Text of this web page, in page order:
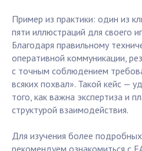
Пример из практики: один из
пяти иллюстраций для своего
Благодаря правильному
оперативной коммуникации,
с точным соблюдением
всяких похвал». Такой кейс —
того, как важна экспертиза и
структурой взаимодействия.
Для изучения более